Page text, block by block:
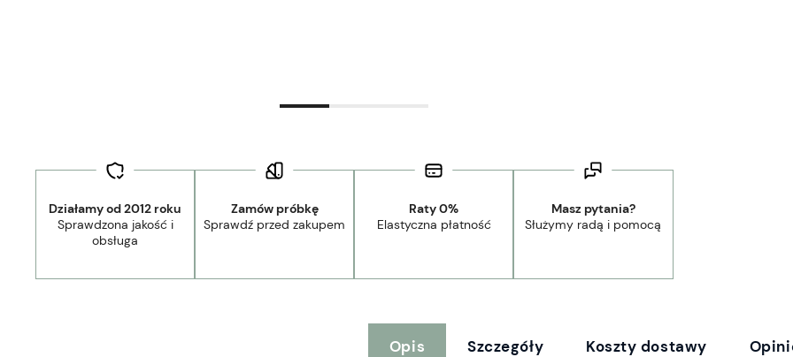
Działamy od 2012 roku
Sprawdzona jakość i
obsługa
Zamów próbkę
Sprawdź przed zakupem
Raty 0%
Elastyczna płatność
Masz pytania?
Służymy radą i pomocą
Opis Szczegóły Koszty dostawy